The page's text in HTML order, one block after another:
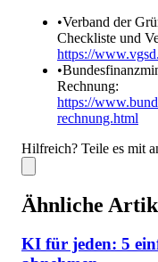
•Verband der
Checkliste und
https://
•
Rechnung:
https://
rechnung.html
Hilfreich? Teile es mit
Ähnliche
KI für jeden: 5